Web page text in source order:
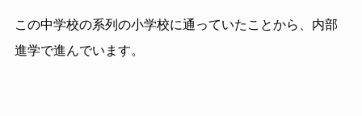
この中学校の系列の小学校に通っていたことから、内部
進学で進んでいます。